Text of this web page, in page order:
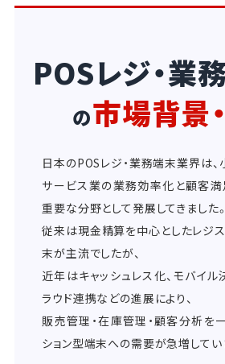
POSレジ・業
の市場背景
日本のPOSレジ・業務端末業界は、
サービス業の業務効率化と顧客
重要な分野として発展してきました。
従来は現金精算を中心としたレジ
末が主流でしたが、
近年はキャッシュレス化、モバイル
ラウド連携などの進展により、
販売管理・在庫管理・顧客分析を
ション型端末への需要が急増してい